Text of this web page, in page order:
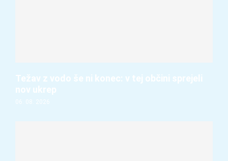
Težav z vodo še ni konec: v tej občini sprejeli
nov ukrep
06. 08. 2026